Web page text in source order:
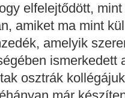
elfelejtődött,
amiket ma mint
amelyik
ismerkedett
osztrák